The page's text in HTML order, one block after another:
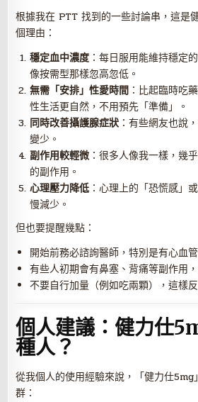
根據我在 PTT 找到的一些討論串，這是
個理由：
穩定血中濃度 ：每日服用能維持穩定
像按需型那樣忽高忽低。
無需「安排」性愛時間 ：比起臨時吃
性生活更自然，不用預先「準備」。
同時改善攝護腺症狀：有些網友也說
變少。
副作用較輕微 ：很多人像我一樣，幾
的副作用。
心理壓力降低 ：心理上的「恐慌感」
慢減少。
但也要提醒幾點：
開始前務必諮詢醫師，特別是有心血
有些人初期會有鼻塞、背痛等副作用
不要自行加量（例如吃兩顆），這樣
個人建議：健力仕
種人？
從我個人的使用經驗來說，「健力仕
群：